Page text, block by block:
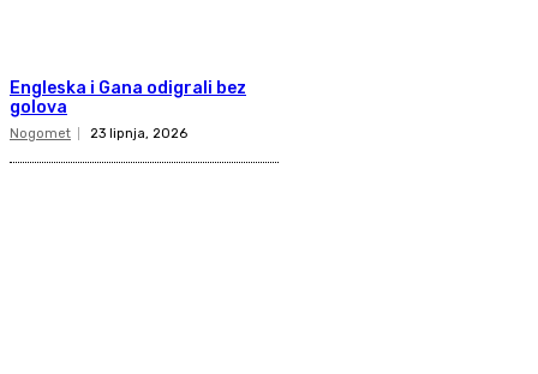
Engleska i Gana odigrali bez
golova
Nogomet 23 lipnja, 2026